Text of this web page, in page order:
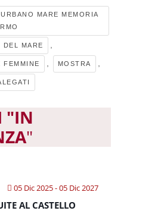
MARE MEMORIA
DEL MARE
FEMMINE MOSTRA
"IN
"
05 Dic 2025- 05 Dic 2027
AL CASTELLO